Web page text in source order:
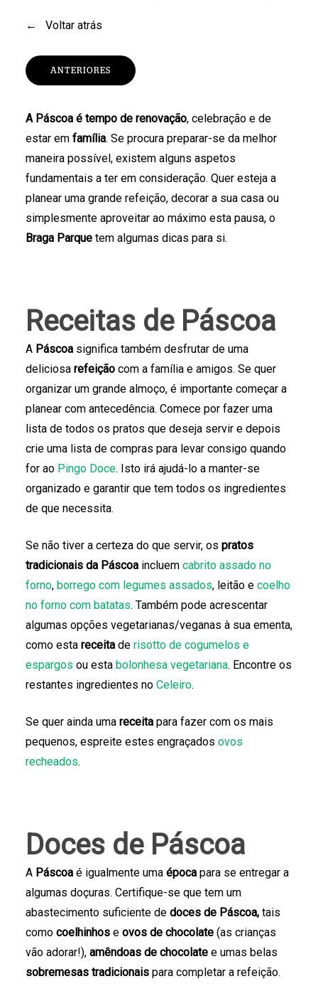
← Voltar atrás
ANTERIORES
A Páscoa é tempo de renovação, celebração e de
estar em família. Se procura preparar-se da melhor
maneira possível, existem alguns aspetos
fundamentais a ter em consideração. Quer esteja a
planear uma grande refeição, decorar a sua casa ou
simplesmente aproveitar ao máximo esta pausa, o
Braga Parquetem algumas dicas para si.
Receitas de Páscoa
A Páscoa significa também desfrutar de uma
deliciosa refeição com a família e amigos. Se quer
organizar um grande almoço, é importante começar a
planear com antecedência. Comece por fazer uma
lista de todos os pratos que deseja servir e depois
crie uma lista de compras para levar consigo quando
for ao Pingo Doce. Isto irá ajudá-lo a manter-se
organizado e garantir que tem todos os ingredientes
de que necessita.
Se não tiver a certeza do que servir, os pratos
tradicionais da Páscoaincluem cabrito assado no
forno, borrego com legumes assados, leitão e coelho
no forno com batatas. Também pode acrescentar
algumas opções vegetarianas/veganas à sua ementa,
como esta receita de risotto de cogumelos e
espargos ou esta bolonhesa vegetariana. Encontre os
restantes ingredientes no Celeiro.
Se quer ainda uma receita para fazer com os mais
pequenos, espreite estes engraçados ovos
recheados.
Doces de Páscoa
A Páscoa é igualmente uma época para se entregar a
algumas doçuras. Certifique-se que tem um
abastecimento suficiente de doces de Páscoa, tais
como coelhinhos e ovos de chocolate(as crianças
vão adorar!), amêndoas de chocolatee umas belas
sobremesas tradicionais para completar a refeição.